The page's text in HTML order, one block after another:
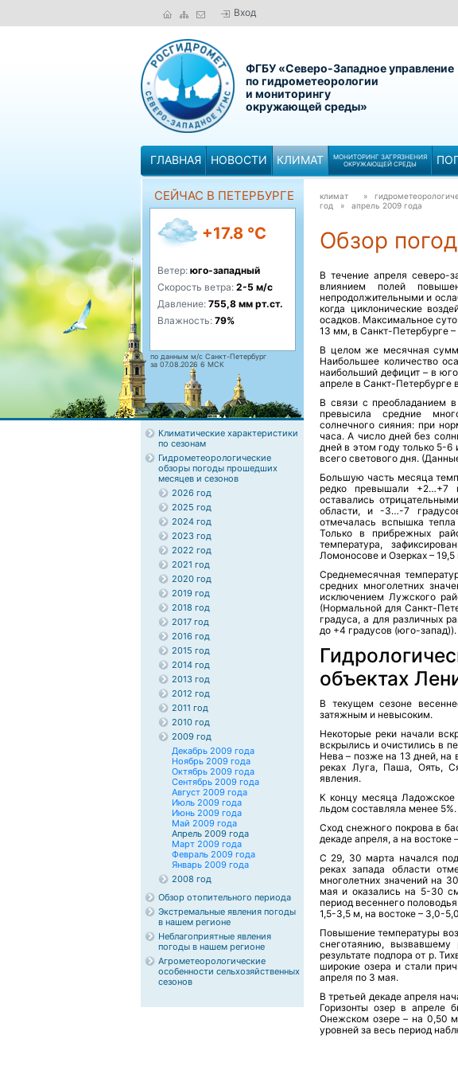
Вход
ФГБУ «Северо-Западное управление
по гидрометеорологии
и мониторингу
окружающей среды»
ГЛАВНАЯ НОВОСТИ КЛИМАТ
МОНИТОРИНГ ЗАГРЯЗНЕНИЯ
ОКРУЖАЮЩЕЙ СРЕДЫ
СЕЙЧАС В ПЕТЕРБУРГЕ
+17.8 °C
Ветер: юго-западный
Скорость ветра: 2-5 м/с
Давление: 755,8 мм рт.ст.
Влажность: 79%
по данным м/с Санкт-Петербург
за 07.08.2026 6 МСК
Климатические характеристики
по сезонам
Гидрометеорологические
обзоры погоды прошедших
месяцев и сезонов
2026 год
2025 год
2024 год
2023 год
2022 год
2021 год
2020 год
2019 год
2018 год
2017 год
2016 год
2015 год
2014 год
2013 год
2012 год
2011 год
2010 год
2009 год
Декабрь 2009 года
Ноябрь 2009 года
Октябрь 2009 года
Сентябрь 2009 года
Август 2009 года
Июль 2009 года
Июнь 2009 года
Май 2009 года
Апрель 2009 года
Март 2009 года
Февраль 2009 года
Январь 2009 года
2008 год
Обзор отопительного периода
Экстремальные явления погоды
в нашем регионе
Неблагоприятные явления
погоды в нашем регионе
Агрометеорологические
особенности сельхозяйственных
сезонов
климат
»
год » апрель 2009 года
Обзор
В течение апреля северо-
влиянием полей
непродолжительными и
когда циклонические
осадков. Максимальное
13 мм, в Санкт-Петербурге
В целом же месячная
Наибольшее количество
наибольший дефицит – в
апреле в Санкт-Петербурге
В связи с преобладанием в
превысила средние
солнечного сияния: при
часа. А число дней без
дней в этом году только 5-6
всего светового дня.
Большую часть месяца
редко превышали +2…+7
оставались
области, и -3…-7
отмечалась вспышка
Только в прибрежных
температура,
Ломоносове и Озерках – 19,5
Среднемесячная
средних многолетних
исключением Лужского
(Нормальной для Санкт-
градуса, а для различных
до +4 градусов (юго-запад)).
объектах
В текущем сезоне
затяжным и невысоким.
Некоторые реки начали
вскрылись и очистились в
Нева – позже на 13 дней, на
реках Луга, Паша, Оять,
явления.
К концу месяца Ладожское
льдом составляла менее 5%.
Сход снежного покрова в
декаде апреля, а на востоке
С 29, 30 марта начался
реках запада области
многолетних значений на
мая и оказались на 5-30
период весеннего
1,5-3,5 м, на востоке – 3,0-
Повышение температуры
снеготаянию,
результате подпора от р.
широкие озера и стали
апреля по 3 мая.
В третьей декаде апреля
Горизонты озер в
Онежском озере – на 0,50
уровней за весь период